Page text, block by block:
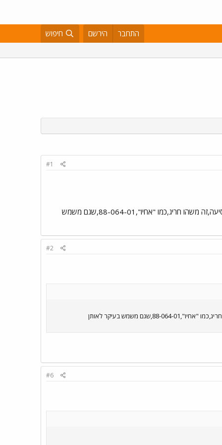
התחבר הירשם חיפוש
#1
MARS של אגד-ערד,88-129-01,לרוב משמש להסעות עובדי בתי-המלון בעין-בוקק,הרעש שהוא מקים בזמן הנסיעה,זה משהו חריג,כמו "אחיו",88-064-01,שגם משמש
#2
MARS של אגד-ערד,88-129-01,לרוב משמש להסעות עובדי בתי-המלון בעין-בוקק,הרעש שהוא מקים בזמן הנסיעה,זה משהו חריג,כמו "אחיו",88-064-01,שגם משמש בעיקר לאותן
#6